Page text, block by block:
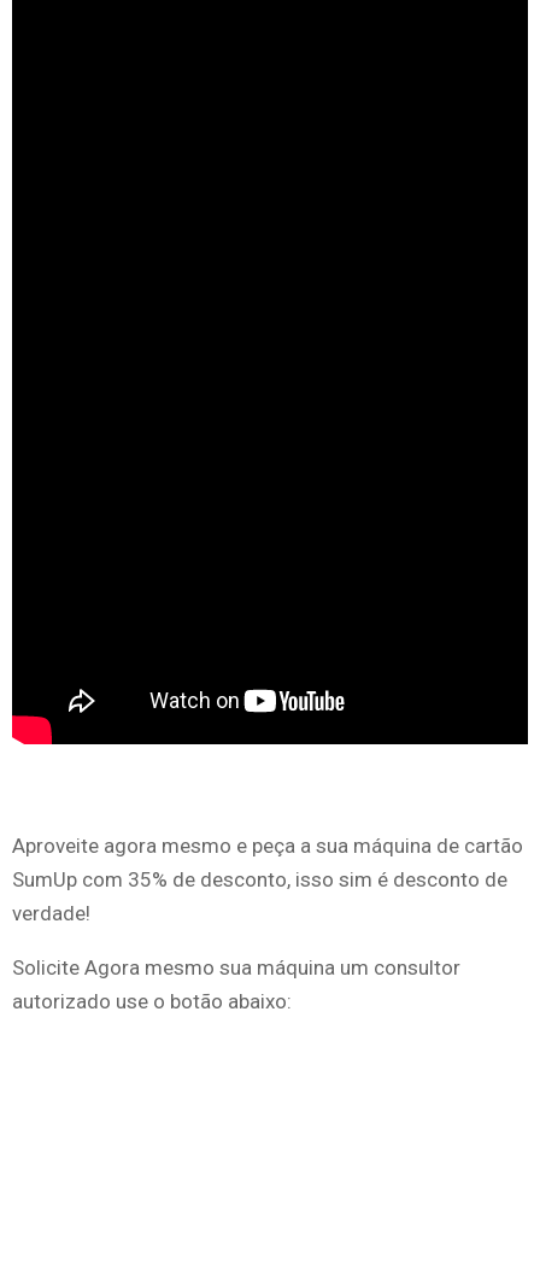
Aproveite agora mesmo e peça a sua máquina de cartão
SumUp com 35% de desconto, isso sim é desconto de
verdade!
Solicite Agora mesmo sua máquina um consultor
autorizado use o botão abaixo: